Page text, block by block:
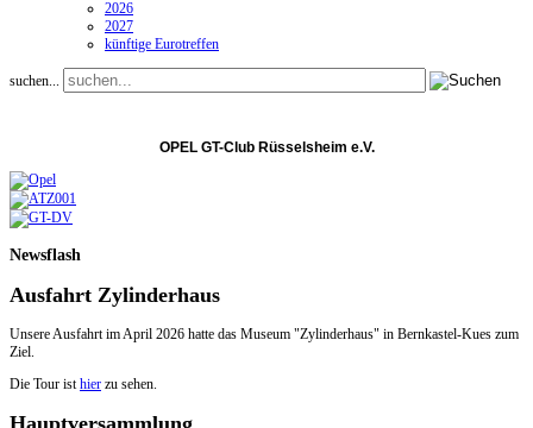
2026
2027
künftige Eurotreffen
suchen...
OPEL GT-Club Rüsselsheim e.V.
Newsflash
Ausfahrt Zylinderhaus
Unsere Ausfahrt im April 2026 hatte das Museum "Zylinderhaus" in Bernkastel-Kues zum
Ziel.
Die Tour isthier zu sehen.
Hauptversammlung